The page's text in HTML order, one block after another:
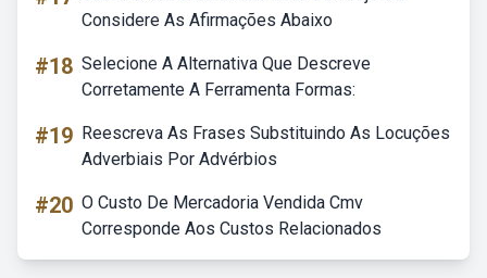
Considere As Afirmações Abaixo
#18 Selecione A Alternativa Que Descreve
Corretamente A Ferramenta Formas:
#19 Reescreva As Frases Substituindo As Locuções
Adverbiais Por Advérbios
#20 O Custo De Mercadoria Vendida Cmv
Corresponde Aos Custos Relacionados